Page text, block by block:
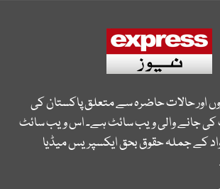
اور حالات حاضرہ سے متعلق پاکستان کی
جانے والی ویب سائٹ ہے۔ اس ویب سائٹ
کے جملہ حقوق بحق ایکسپریس میڈیا